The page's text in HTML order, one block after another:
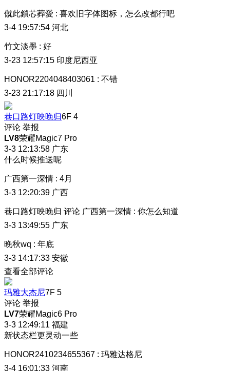
僦此鎖芯葬愛 : 喜欢旧字体图标，怎么改都行吧
3-4 19:57:54 河北
竹文淡墨 : 好
3-23 12:57:15 印度尼西亚
HONOR2204048403061 : 不错
3-23 21:17:18 四川
巷口路灯映晚归6F 4
评论 举报
LV8荣耀Magic7 Pro
3-3 12:13:58 广东
什么时候推送呢
广西第一深情 : 4月
3-3 12:20:39 广西
巷口路灯映晚归 评论 广西第一深情 : 你怎么知道
3-3 13:49:55 广东
晚秋wq : 年底
3-3 14:17:33 安徽
查看全部评论
玛雅大杰尼7F 5
评论 举报
LV7荣耀Magic6 Pro
3-3 12:49:11 福建
新状态栏更灵动一些
HONOR2410234655367 : 玛雅达格尼
3-4 16:01:33 河南